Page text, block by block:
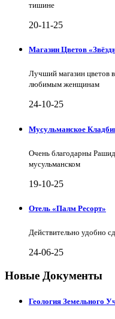
тишине
20-11-25
Магазин Цветов
Лучший магазин цветов
любимым женщинам
24-10-25
Мусульманское
Очень благодарны
мусульманском
19-10-25
Отель «Палм Ресорт»
Действительно удобно
24-06-25
Новые Документы
Геология Земельного